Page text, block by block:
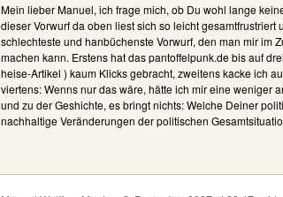
Mein lieber Manuel, ich frage mich, ob Du wohl lange
dieser Vorwurf da oben liest sich so leicht
schlechteste und hanbüchenste Vorwurf, den man mir im
machen kann. Erstens hat das pantoffelpunk.de bis auf
heise-Artikel ) kaum Klicks gebracht, zweitens kacke ich
viertens: Wenns nur das wäre, hätte ich mir eine weniger
und zu der Geshichte, es bringt nichts: Welche Deiner
nachhaltige Veränderungen der politischen